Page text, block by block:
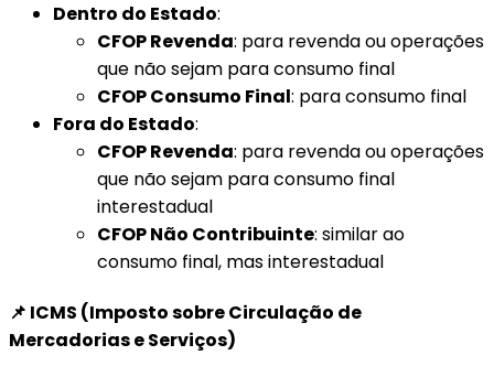
Dentro do Estado:
CFOP Revenda: para revenda ou operações
que não sejam para consumo final
CFOP Consumo Final: para consumo final
Fora do Estado:
CFOP Revenda: para revenda ou operações
que não sejam para consumo final
interestadual
CFOP Não Contribuinte: similar ao
consumo final, mas interestadual
📌 ICMS (Imposto sobre Circulação de
Mercadorias e Serviços)